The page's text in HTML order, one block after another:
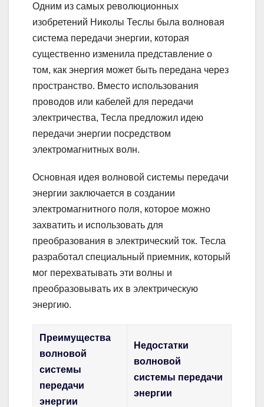
Одним из самых революционных
изобретений Николы Теслы была волновая
система передачи энергии, которая
существенно изменила представление о
том, как энергия может быть передана через
пространство. Вместо использования
проводов или кабелей для передачи
электричества, Тесла предложил идею
передачи энергии посредством
электромагнитных волн.
Основная идея волновой системы передачи
энергии заключается в создании
электромагнитного поля, которое можно
захватить и использовать для
преобразования в электрический ток. Тесла
разработал специальный приемник, который
мог перехватывать эти волны и
преобразовывать их в электрическую
энергию.
Преимущества
волновой
системы
передачи
энергии
Недостатки
волновой
системы передачи
энергии